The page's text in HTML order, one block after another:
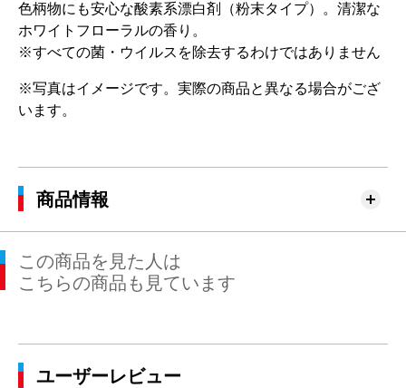
色柄物にも安心な酸素系漂白剤（粉末タイプ）。清潔な
ホワイトフローラルの香り。
※すべての菌・ウイルスを除去するわけではありません
※写真はイメージです。実際の商品と異なる場合がござ
います。
商品情報
この商品を見た人は
こちらの商品も見ています
ユーザーレビュー